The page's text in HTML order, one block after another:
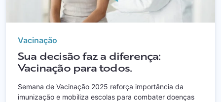
Vacinação
Sua decisão faz a diferença:
Vacinação para todos.
Semana de Vacinação 2025 reforça importância da
imunização e mobiliza escolas para combater doenças